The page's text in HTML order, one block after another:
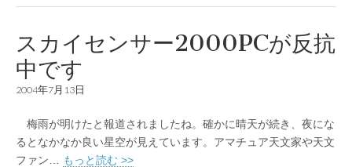
スカイセンサー2000PCが反抗
中です
2004年7月13日
梅雨が明けたと報道されましたね。確かに晴天が続き、夜にな
るとなかなか良い星空が見えています。アマチュア天文家や天文
ファン…
もっと読む >>